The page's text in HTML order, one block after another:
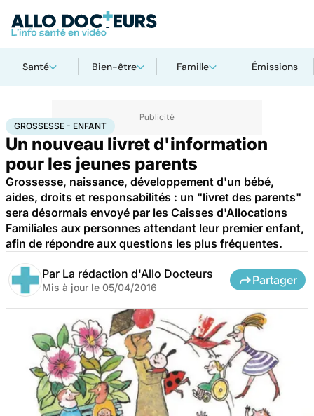
Santé Bien-être Famille Émissions
AccueilFamilleGrossesse Grossesse - Enfant
GROSSESSE - ENFANT
Un nouveau livret d'information
pour les jeunes parents
Grossesse, naissance, développement d'un bébé,
aides, droits et responsabilités : un "livret des parents"
sera désormais envoyé par les Caisses d'Allocations
Familiales aux personnes attendant leur premier enfant,
afin de répondre aux questions les plus fréquentes.
Par La rédaction d'Allo Docteurs
Mis à jour le 05/04/2016
Partager